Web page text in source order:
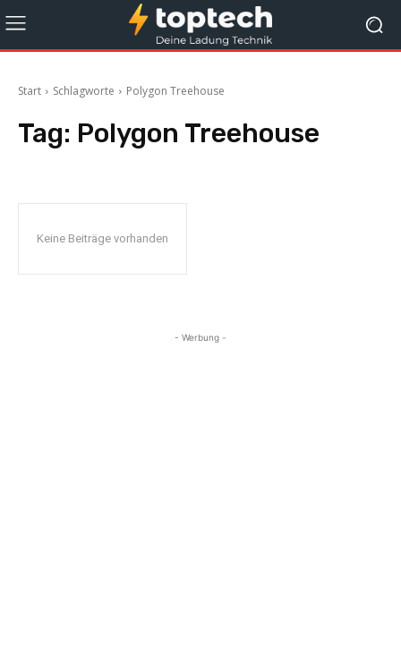
Start Schlagworte Polygon Treehouse
Tag: Polygon Treehouse
Keine Beiträge vorhanden
- Werbung -